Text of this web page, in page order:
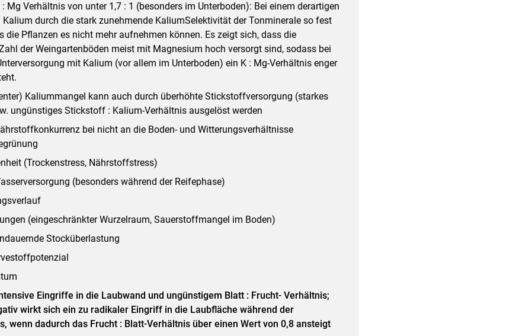
Mg Verhältnis von unter 1,7 : 1 (besonders im Unterboden): Bei einem derartigen
durch die stark zunehmende KaliumSelektivität der Tonminerale so fest
die Pflanzen es nicht mehr aufnehmen können. Es zeigt sich, dass die
der Weingartenböden meist mit Magnesium hoch versorgt sind, sodass bei
mit Kalium (vor allem im Unterboden) ein K : Mg-Verhältnis enger
Kaliummangel kann auch durch überhöhte Stickstoffversorgung (starkes
ungünstiges Stickstoff : Kalium-Verhältnis ausgelöst werden
bei nicht an die Boden- und Witterungsverhältnisse
(Trockenstress, Nährstoffstress)
(besonders während der Reifephase)
(eingeschränkter Wurzelraum, Sauerstoffmangel im Boden)
Stocküberlastung
Eingriffe in die Laubwand und ungünstigem Blatt : Frucht- Verhältnis;
wirkt sich ein zu radikaler Eingriff in die Laubfläche während der
wenn dadurch das Frucht : Blatt-Verhältnis über einen Wert von 0,8 ansteigt